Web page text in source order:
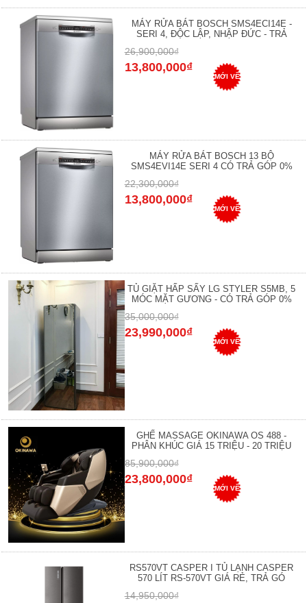
MÁY RỬA BÁT BOSCH SMS4ECI14E -
SERI 4, ĐỘC LẬP, NHẬP ĐỨC - TRẢ
26,900,000₫
13,800,000₫
MỚI VỀ
MÁY RỬA BÁT BOSCH 13 BỘ
SMS4EVI14E SERI 4 CÓ TRẢ GÓP 0%
22,300,000₫
13,800,000₫
MỚI VỀ
TỦ GIẶT HẤP SẤY LG STYLER S5MB, 5
MÓC MẶT GƯƠNG - CÓ TRẢ GÓP 0%
35,000,000₫
23,990,000₫
MỚI VỀ
GHẾ MASSAGE OKINAWA OS 488 -
PHÂN KHÚC GIÁ 15 TRIỆU - 20 TRIỆU
85,900,000₫
23,800,000₫
MỚI VỀ
RS570VT CASPER I TỦ LẠNH CASPER
570 LÍT RS-570VT GIÁ RẺ, TRẢ GÓ
14,950,000₫